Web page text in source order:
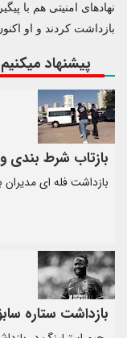
نهادهای امنیتی هم با
بازداشت کردند و او
پیشنهاد
بازتاب شرط بندی و
بازداشت فله ای مدیران
بازداشت ستاره